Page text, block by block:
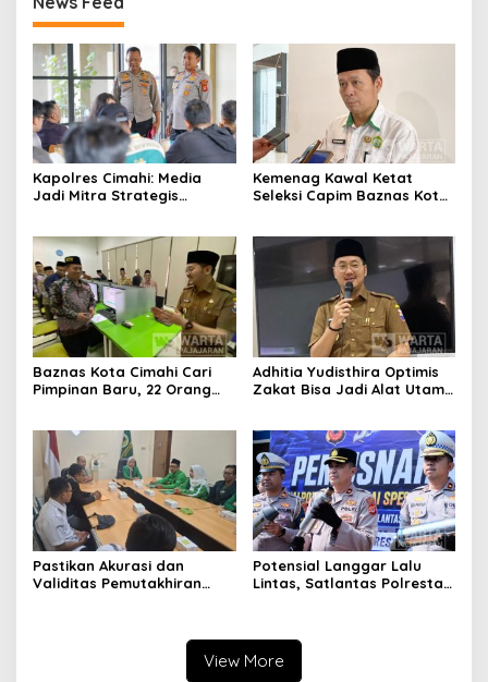
Kapolres Cimahi: Media
Jadi Mitra Strategis
Kemenag Kawal Ketat
Seleksi Capim Baznas Kota
Berintegritas
Baznas Kota Cimahi Cari
Pimpinan Baru, 22 Orang
Adhitia Yudisthira Optimis
Zakat Bisa Jadi Alat Utama
Pastikan Akurasi dan
Validitas Pemutakhiran
Potensial Langgar Lalu
Lintas, Satlantas Polresta
View More